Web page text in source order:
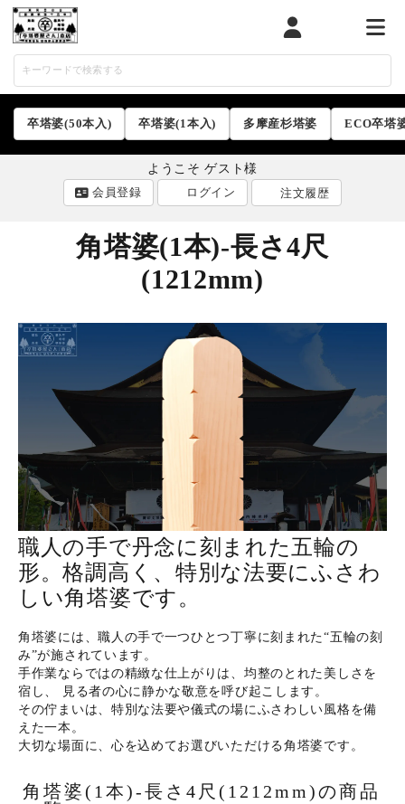
マイページカート メニ
卒塔婆(50本入) 卒塔婆(1本入) 多摩産杉塔婆 ECO卒塔
ようこそ ゲスト様
会員登録
ログイン 注文履歴
ようこそ ゲスト 様
商品から探す
特集
ご利用ガイド
お問い合わせ
角塔婆(1本)-長さ4尺
(1212mm)
職人の手で丹念に刻まれた五輪の
形。格調高く、特別な法要にふさわ
しい角塔婆です。
角塔婆には、職人の手で一つひとつ丁寧に刻まれた“五輪の刻
み”が施されています。
手作業ならではの精緻な仕上がりは、均整のとれた美しさを
宿し、 見る者の心に静かな敬意を呼び起こします。
その佇まいは、特別な法要や儀式の場にふさわしい風格を備
えた一本。
大切な場面に、心を込めてお選びいただける角塔婆です。
角塔婆(1本)-長さ4尺(1212mm)の商品